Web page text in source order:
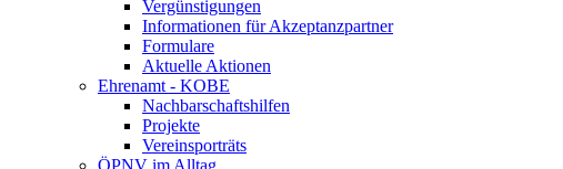
Vergünstigungen
Informationen für Akzeptanzpartner
Formulare
Aktuelle Aktionen
Ehrenamt - KOBE
Nachbarschaftshilfen
Projekte
Vereinsporträts